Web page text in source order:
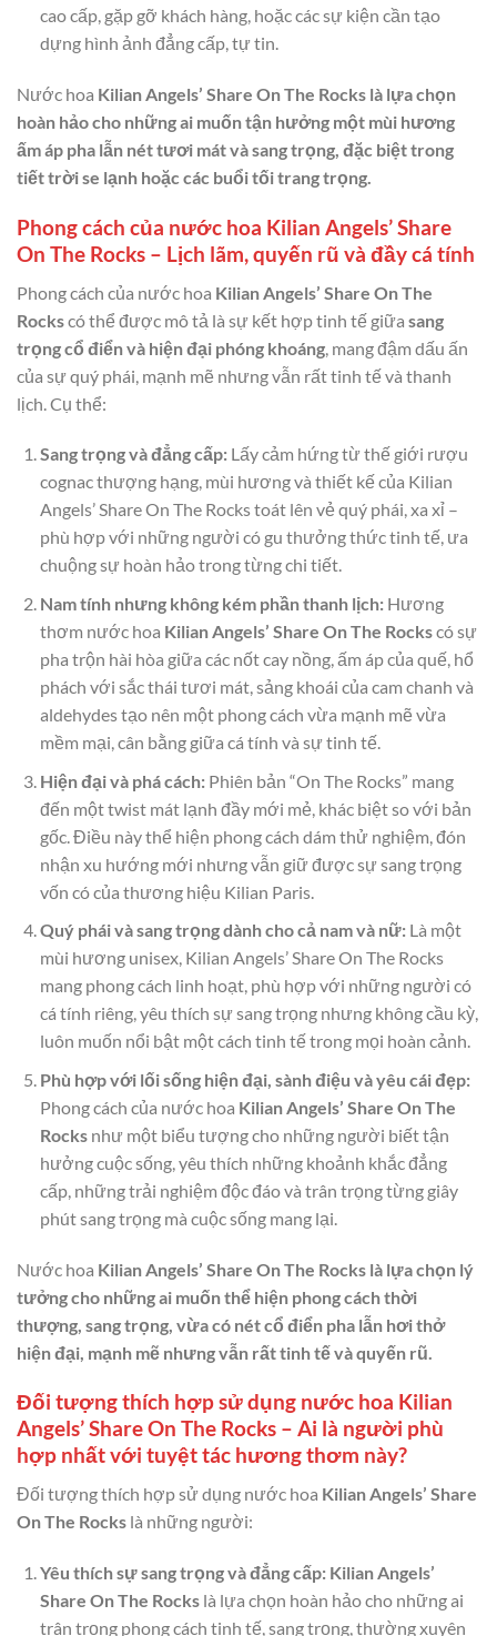
cao cấp, gặp gỡ khách hàng, hoặc các sự kiện cần tạo
dựng hình ảnh đẳng cấp, tự tin.
Nước hoa Kilian Angels’ Share On The Rocks là lựa chọn
hoàn hảo cho những ai muốn tận hưởng một mùi hương
ấm áp pha lẫn nét tươi mát và sang trọng, đặc biệt trong
tiết trời se lạnh hoặc các buổi tối trang trọng.
Phong cách của nước hoa Kilian Angels’ Share
On The Rocks – Lịch lãm, quyến rũ và đầy cá tính
Phong cách của nước hoa Kilian Angels’ Share On The
Rockscó thể được mô tả là sự kết hợp tinh tế giữa sang
trọng cổ điển và hiện đại phóng khoáng , mang đậm dấu ấn
của sự quý phái, mạnh mẽ nhưng vẫn rất tinh tế và thanh
lịch. Cụ thể:
Sang trọng và đẳng cấp: Lấy cảm hứng từ thế giới rượu
cognac thượng hạng, mùi hương và thiết kế của Kilian
Angels’ Share On The Rocks toát lên vẻ quý phái, xa xỉ –
phù hợp với những người có gu thưởng thức tinh tế, ưa
chuộng sự hoàn hảo trong từng chi tiết.
Nam tính nhưng không kém phần thanh lịch: Hương
thơm nước hoa Kilian Angels’ Share On The Rockscó sự
pha trộn hài hòa giữa các nốt cay nồng, ấm áp của quế, hổ
phách với sắc thái tươi mát, sảng khoái của cam chanh và
aldehydes tạo nên một phong cách vừa mạnh mẽ vừa
mềm mại, cân bằng giữa cá tính và sự tinh tế.
Hiện đại và phá cách: Phiên bản “On The Rocks” mang
đến một twist mát lạnh đầy mới mẻ, khác biệt so với bản
gốc. Điều này thể hiện phong cách dám thử nghiệm, đón
nhận xu hướng mới nhưng vẫn giữ được sự sang trọng
vốn có của thương hiệu Kilian Paris.
Quý phái và sang trọng dành cho cả nam và nữ: Là một
mùi hương unisex, Kilian Angels’ Share On The Rocks
mang phong cách linh hoạt, phù hợp với những người có
cá tính riêng, yêu thích sự sang trọng nhưng không cầu kỳ,
luôn muốn nổi bật một cách tinh tế trong mọi hoàn cảnh.
Phù hợp với lối sống hiện đại, sành điệu và yêu cái đẹp:
Phong cách của nước hoa Kilian Angels’ Share On The
Rocks như một biểu tượng cho những người biết tận
hưởng cuộc sống, yêu thích những khoảnh khắc đẳng
cấp, những trải nghiệm độc đáo và trân trọng từng giây
phút sang trọng mà cuộc sống mang lại.
Nước hoa Kilian Angels’ Share On The Rocks là lựa chọn lý
tưởng cho những ai muốn thể hiện phong cách thời
thượng, sang trọng, vừa có nét cổ điển pha lẫn hơi thở
hiện đại, mạnh mẽ nhưng vẫn rất tinh tế và quyến rũ.
Đối tượng thích hợp sử dụng nước hoa Kilian
Angels’ Share On The Rocks – Ai là người phù
hợp nhất với tuyệt tác hương thơm này?
Đối tượng thích hợp sử dụng nước hoa Kilian Angels’ Share
On The Rocks là những người:
Yêu thích sự sang trọng và đẳng cấp: Kilian Angels’
Share On The Rockslà lựa chọn hoàn hảo cho những ai
trân trọng phong cách tinh tế, sang trọng, thường xuyên